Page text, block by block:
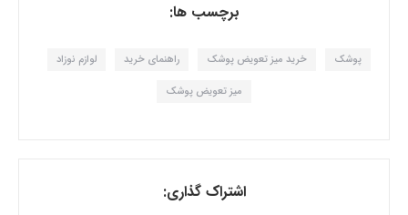
برچسب ها:
پوشک خرید میز تعویض پوشک راهنمای خرید لوازم نوزاد
میز تعویض پوشک
اشتراک گذاری: